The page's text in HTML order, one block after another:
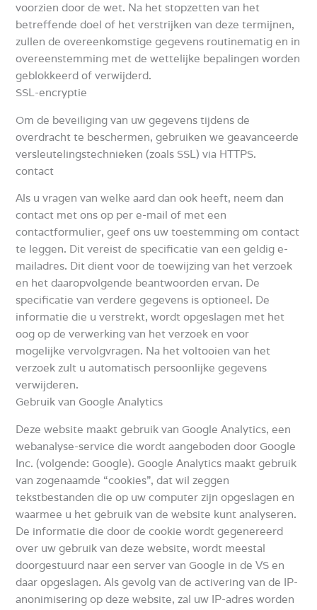
voorzien door de wet. Na het stopzetten van het
betreffende doel of het verstrijken van deze termijnen,
zullen de overeenkomstige gegevens routinematig en in
overeenstemming met de wettelijke bepalingen worden
geblokkeerd of verwijderd.
SSL-encryptie
Om de beveiliging van uw gegevens tijdens de
overdracht te beschermen, gebruiken we geavanceerde
versleutelingstechnieken (zoals SSL) via HTTPS.
contact
Als u vragen van welke aard dan ook heeft, neem dan
contact met ons op per e-mail of met een
contactformulier, geef ons uw toestemming om contact
te leggen. Dit vereist de specificatie van een geldig e-
mailadres. Dit dient voor de toewijzing van het verzoek
en het daaropvolgende beantwoorden ervan. De
specificatie van verdere gegevens is optioneel. De
informatie die u verstrekt, wordt opgeslagen met het
oog op de verwerking van het verzoek en voor
mogelijke vervolgvragen. Na het voltooien van het
verzoek zult u automatisch persoonlijke gegevens
verwijderen.
Gebruik van Google Analytics
Deze website maakt gebruik van Google Analytics, een
webanalyse-service die wordt aangeboden door Google
Inc. (volgende: Google). Google Analytics maakt gebruik
van zogenaamde “cookies”, dat wil zeggen
tekstbestanden die op uw computer zijn opgeslagen en
waarmee u het gebruik van de website kunt analyseren.
De informatie die door de cookie wordt gegenereerd
over uw gebruik van deze website, wordt meestal
doorgestuurd naar een server van Google in de VS en
daar opgeslagen.Als gevolg van de activering van de IP-
anonimisering op deze website, zal uw IP-adres worden